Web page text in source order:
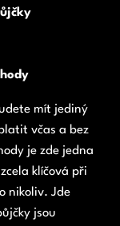
mít jediný
včas a bez
je zde jedna
klíčová při
nikoliv. Jde
jsou